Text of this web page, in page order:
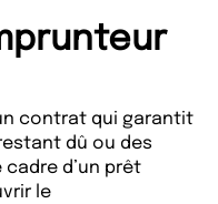
contrat qui garantit
dû ou des
d’un prêt
le